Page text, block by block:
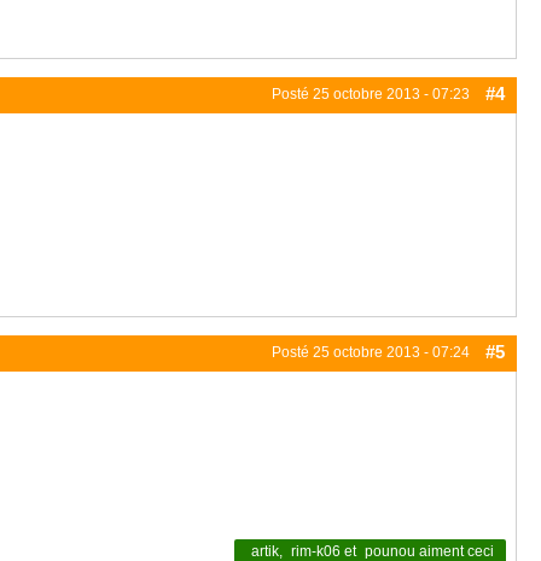
Posté 25 octobre 2013 - 07:23 #4
Posté 25 octobre 2013 - 07:24 #5
artik, rim-k06 et pounou aiment ceci